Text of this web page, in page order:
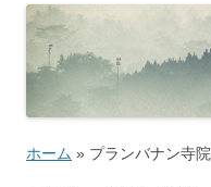
ホーム » プランバナン寺院